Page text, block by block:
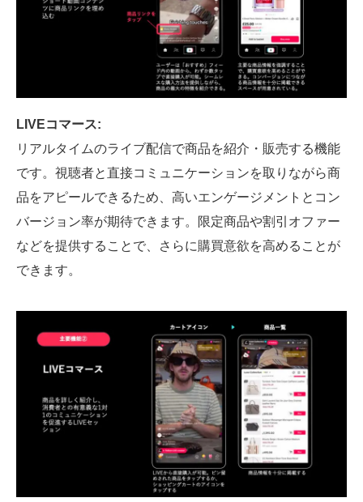
LIVEコマース:
リアルタイムのライブ配信で商品を紹介・販売する機能
です。視聴者と直接コミュニケーションを取りながら商
品をアピールできるため、高いエンゲージメントとコン
バージョン率が期待できます。限定商品や割引オファー
などを提供することで、さらに購買意欲を高めることが
できます。